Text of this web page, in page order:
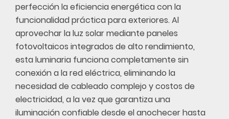
perfección la eficiencia energética con la
funcionalidad práctica para exteriores. Al
aprovechar la luz solar mediante paneles
fotovoltaicos integrados de alto rendimiento,
esta luminaria funciona completamente sin
conexión a la red eléctrica, eliminando la
necesidad de cableado complejo y costos de
electricidad, a la vez que garantiza una
iluminación confiable desde el anochecer hasta